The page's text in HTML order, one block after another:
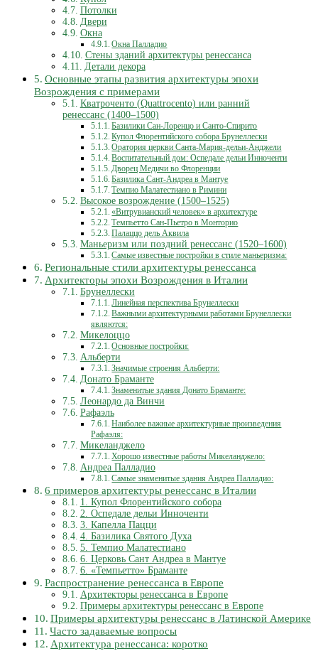
Потолки
Двери
Окна
Окна Палладио
Стены зданий архитектуры ренессанса
Детали декора
Основные этапы развития архитектуры эпохи
Возрождения с примерами
Кватроченто (Quattrocento) или ранний
ренессанс (1400–1500)
Базилики Сан-Лоренцо и Санто-Спирито
Купол Флорентийского собора Брунеллески
Оратория церкви Санта-Мария-дельи-Анджели
Воспитательный дом: Оспедале дельи Инноченти
Дворец Медичи во Флоренции
Базилика Сант-Андреа в Мантуе
Темпио Малатестиано в Римини
Высокое возрождение (1500–1525)
«Витрувианский человек» в архитектуре
Темпьетто Сан-Пьетро в Монторио
Палаццо дель Аквила
Маньеризм или поздний ренессанс (1520–1600)
Самые известные постройки в стиле маньеризма:
Региональные стили архитектуры ренессанса
Архитекторы эпохи Возрождения в Италии
Брунеллески
Линейная перспектива Брунеллески
Важными архитектурными работами Брунеллески
являются:
Микелоццо
Основные постройки:
Альберти
Значимые строения Альберти:
Донато Браманте
Знаменитые здания Донато Браманте:
Леонардо да Винчи
Рафаэль
Наиболее важные архитектурные произведения
Рафаэля:
Микеланджело
Хорошо известные работы Микеланджело:
Андреа Палладио
Самые знаменитые здания Андреа Палладио:
6 примеров архитектуры ренессанс в Италии
1. Купол Флорентийского собора
2. Оспедале дельи Инноченти
3. Капелла Пацци
4. Базилика Святого Духа
5. Темпио Малатестиано
6. Церковь Сант Андреа в Мантуе
6. «Темпьетто» Браманте
Распространение ренессанса в Европе
Архитекторы ренессанса в Европе
Примеры архитектуры ренессанс в Европе
Примеры архитектуры ренессанс в Латинской Америке
Часто задаваемые вопросы
Архитектура ренессанса: коротко